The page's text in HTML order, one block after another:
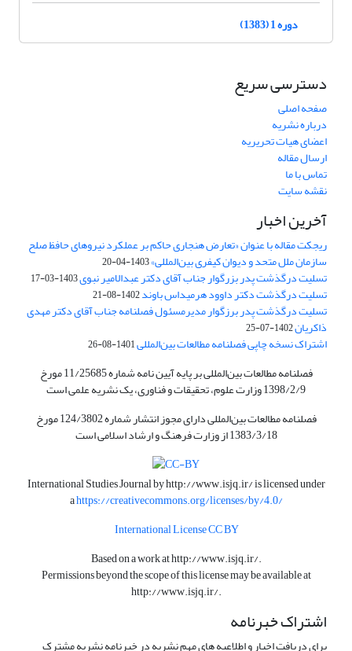
دوره 1 (1383)
دسترسی سریع
صفحه اصلی
درباره نشریه
اعضای هیات تحریریه
ارسال مقاله
تماس با ما
نقشه سایت
آخرین اخبار
ریجکت مقاله با عنوان «تعارض هنجاری حاکم بر عملکرد نیروهای حافظ صلح
سازمان ملل متحد و دیوان کیفری بین‌المللی»1403-04-20
تسلیت درگذشت پدر بزرگوار جناب آقای دکتر عبدالامیر نبوی1403-03-17
تسلیت درگذشت دکتر داوود هرمیداس باوند1402-08-21
تسلیت درگذشت پدر برزگوار مدیرمسئول فصلنامه جناب آقای دکتر مهدی
ذاکریان1402-07-25
اشتراک نسخه چاپی فصلنامه مطالعات بین‌المللی1401-08-26
فصلنامه مطالعات بین‌المللی بر پایه آیین نامه شماره 11/25685 مورخ
1398/2/9 وزارت علوم، تحقیقات و فناوری، یک نشریه علمی است
فصلنامه مطالعات بین‌المللی دارای مجوز انتشار شماره 124/3802 مورخ
1383/3/18 از وزارت فرهنگ و ارشاد اسلامی است
International Studies Journal byhttp://www.isjq.ir/is licensed under
ahttps://creativecommons.org/licenses/by/4.0/
International License CC BY
Based on a work athttp://www.isjq.ir/.
Permissions beyond the scope of this license may be available at
http://www.isjq.ir/.
اشتراک خبرنامه
برای دریافت اخبار و اطلاعیه های مهم نشریه در خبرنامه نشریه مشترک